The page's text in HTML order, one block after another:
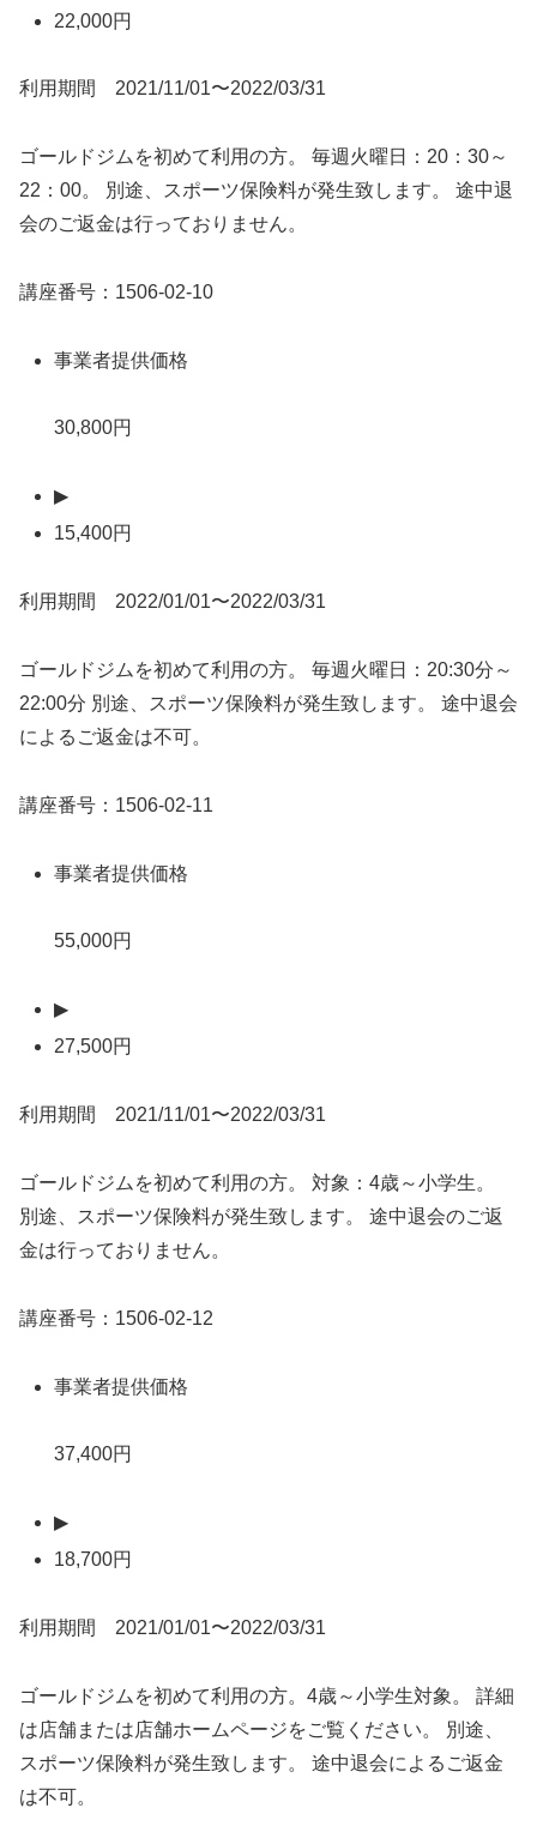
22,000円
利用期間 2021/11/01〜2022/03/31
ゴールドジムを初めて利用の方。 毎週火曜日：20：30～
22：00。 別途、スポーツ保険料が発生致します。 途中退
会のご返金は行っておりません。
講座番号：1506-02-10
事業者提供価格
30,800円
▶
15,400円
利用期間 2022/01/01〜2022/03/31
ゴールドジムを初めて利用の方。 毎週火曜日：20:30分～
22:00分 別途、スポーツ保険料が発生致します。 途中退会
によるご返金は不可。
講座番号：1506-02-11
事業者提供価格
55,000円
▶
27,500円
利用期間 2021/11/01〜2022/03/31
ゴールドジムを初めて利用の方。 対象：4歳～小学生。
別途、スポーツ保険料が発生致します。 途中退会のご返
金は行っておりません。
講座番号：1506-02-12
事業者提供価格
37,400円
▶
18,700円
利用期間 2021/01/01〜2022/03/31
ゴールドジムを初めて利用の方。4歳～小学生対象。 詳細
は店舗または店舗ホームページをご覧ください。 別途、
スポーツ保険料が発生致します。 途中退会によるご返金
は不可。